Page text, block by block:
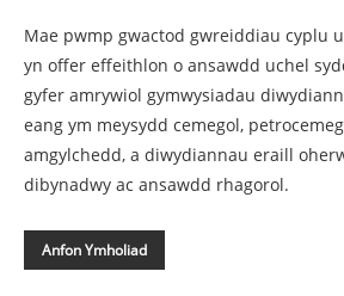
Mae pwmp gwactod gwreiddiau cyplu
yn offer effeithlon o ansawdd uchel
gyfer amrywiol gymwysiadau
eang ym meysydd cemegol,
amgylchedd, a diwydiannau eraill
dibynadwy ac ansawdd rhagorol.
Anfon Ymholiad